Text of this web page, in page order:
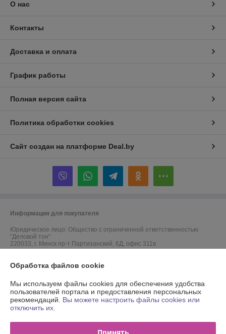
О нас
Контакты
Доставка и оплата
График работы
Полная версия сайта
Политика обработки cookies
Сайт создан на платформе Deal.by
Информация для покупателя
Юридическое лицо: Общество с ограниченной ответственностью
"Деловой тон"
220033, г. Минск пр-т Партизанский, 6Д, офис 311в
Регистрационный орган: Минский районный исполнительный комитет
Дата регистрации компании: 09.10.2012
Ссылка на свидетельство/лицензию
Обработка файлов cookie
Мы используем файлы cookies для обеспечения удобства
пользователей портала и предоставления персональных
рекомендаций. Вы можете настроить файлы cookies или
отключить их.
Принять